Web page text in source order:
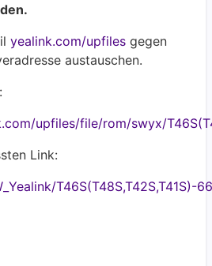
yealink.com/upfiles gegen
austauschen.
upfiles/file/rom/swyx/
Link:
T46S(T48S,T42S,T41S)-